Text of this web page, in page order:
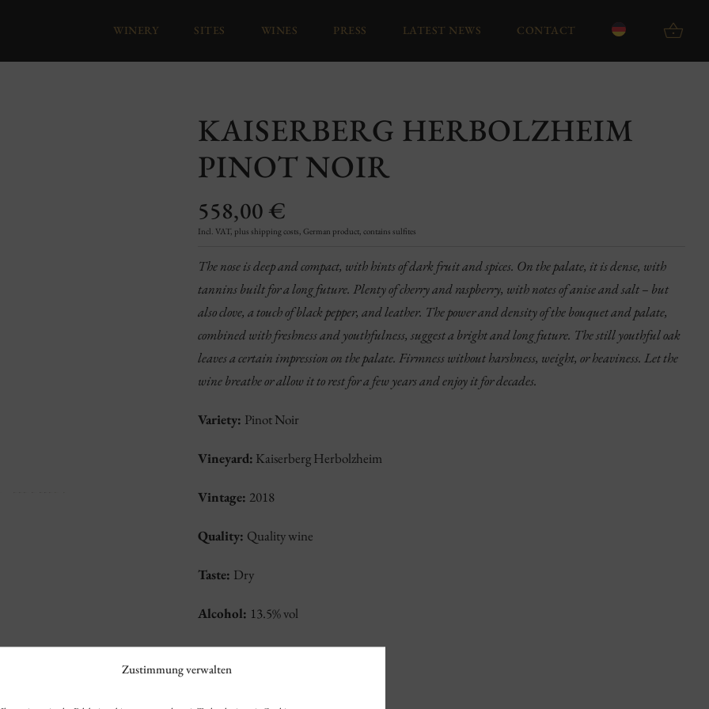
Zustimmung verwalten
WINERY SITES WINES PRESS LATEST NEWS CONTACT
KAISERBERG HERBOLZHEIM
PINOT NOIR
558,00 €
Incl. VAT, plus shipping costs, German product, contains sulfites
The nose is deep and compact, with hints of dark fruit and spices. On the palate, it is dense, with
tannins built for a long future. Plenty of cherry and raspberry, with notes of anise and salt – but
also clove, a touch of black pepper, and leather. The power and density of the bouquet and palate,
combined with freshness and youthfulness, suggest a bright and long future. The still youthful oak
leaves a certain impression on the palate. Firmness without harshness, weight, or heaviness. Let the
wine breathe or allow it to rest for a few years and enjoy it for decades.
Variety: Pinot Noir
Vineyard: Kaiserberg Herbolzheim
Vintage: 2018
Quality: Quality wine
Taste: Dry
Alcohol: 13.5% vol
Total acidity:5.3 g/L